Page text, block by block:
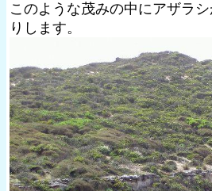
このような茂みの中にアザラ
りします。